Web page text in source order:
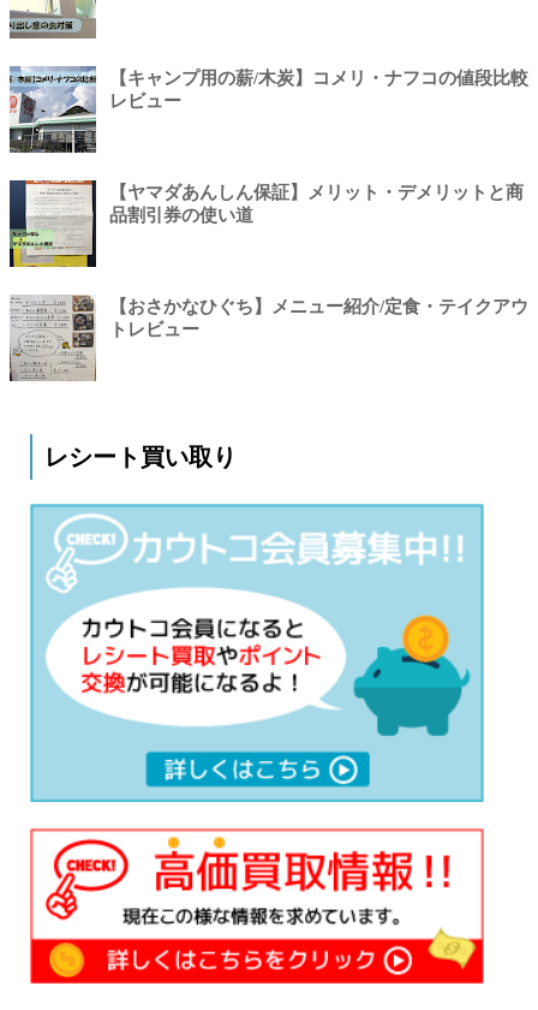
【キャンプ用の薪/木炭】コメリ・ナフコの値段比較
レビュー
【ヤマダあんしん保証】メリット・デメリットと商
品割引券の使い道
【おさかなひぐち】メニュー紹介/定食・テイクアウ
トレビュー
レシート買い取り